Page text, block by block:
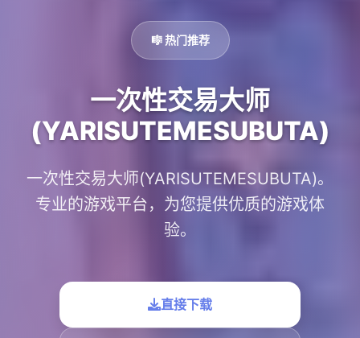
🎼 热门推荐
一次性交易大师
(YARISUTEMESUBUTA)
一次性交易大师(YARISUTEMESUBUTA)。
专业的游戏平台，为您提供优质的游戏体
验。
直接下载